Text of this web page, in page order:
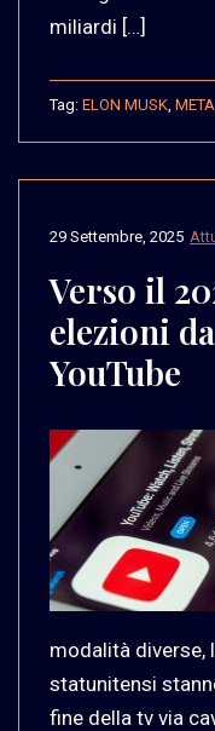
miliardi […]
Tag: ELON MUSK META
29 Settembre, 2025
Verso il
elezioni
YouTube
modalità diverse,
statunitensi
fine della tv via